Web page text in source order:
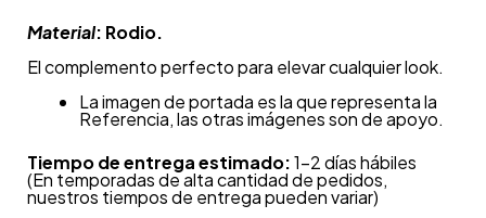
Material: Rodio.
El complemento perfecto para elevar cualquier look.
La imagen de portada es la que representa la
Referencia, las otras imágenes son de apoyo.
Tiempo de entrega estimado:1-2 días hábiles
(En temporadas de alta cantidad de pedidos,
nuestros tiempos de entrega pueden variar)